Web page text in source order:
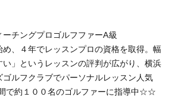
チングプロゴルフファーA級
、４年でレッスンプロの資格を取得。幅
」というレッスンの評判が広がり、横浜
ルフクラブでパーソナルレッスン人気
で約１００名のゴルファーに指導中☆☆